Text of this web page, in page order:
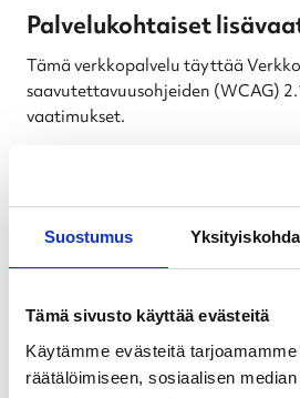
Suostumus
Tämä sivusto käyttää evästeitä
Käytämme evästeitä
räätälöimiseen, sosiaalisen
Palvelukohtaiset
Tämä verkkopalvelu täyttää
saavutettavuusohjeiden (WCAG)
vaatimukset.
meille ja teemme
puutteen
Verkkolomakkeella